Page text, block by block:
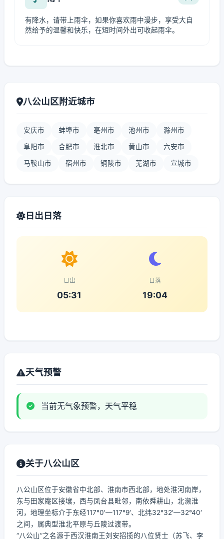
有降水，请带上雨伞，如果你喜欢雨中漫步，享受大自
然给予的温馨和快乐，在短时间外出可收起雨伞。
八公山区附近城市
安庆市 蚌埠市 亳州市 池州市 滁州市
阜阳市 合肥市 淮北市 黄山市 六安市
马鞍山市 宿州市 铜陵市 芜湖市 宣城市
日出日落
日出
05:31
日落
19:04
天气预警
当前无气象预警，天气平稳
关于八公山区
八公山区位于安徽省中北部、淮南市西北部，地处淮河南岸，
东与田家庵区接壤，西与凤台县毗邻，南依舜耕山，北濒淮
河，地理坐标介于东经117°0′—117°9′、北纬32°32′—32°40′
之间，属典型淮北平原与丘陵过渡带。
“八公山”之名源于西汉淮南王刘安招揽的八位贤士（苏飞、李